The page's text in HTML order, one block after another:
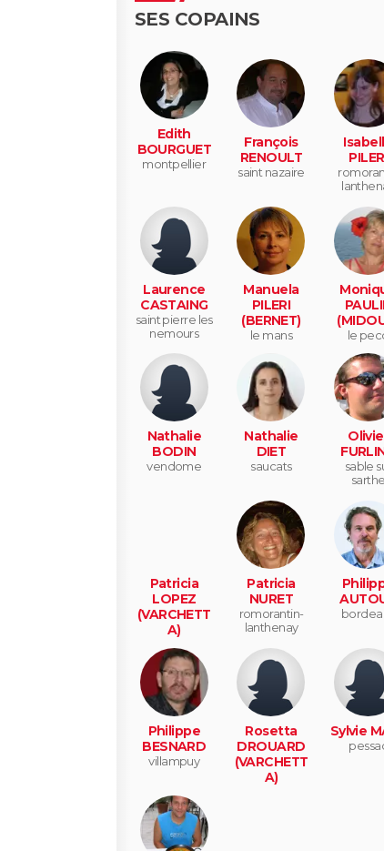
SES COPAINS
Edith
BOURGUET
montpellier
François
RENOULT
saint nazaire
Laurence
CASTAING
saint pierre les
nemours
Manuela
PILERI
(BERNET)
le mans le
Nathalie
BODIN
vendome
Nathalie
DIET
saucats
sable
sarthe
Patricia
LOPEZ
(VARCHETT
A)
Patricia
NURET
romorantin-
lanthenay
Philippe
BESNARD
villampuy
Rosetta
DROUARD
(VARCHETT
A)
Sylvie